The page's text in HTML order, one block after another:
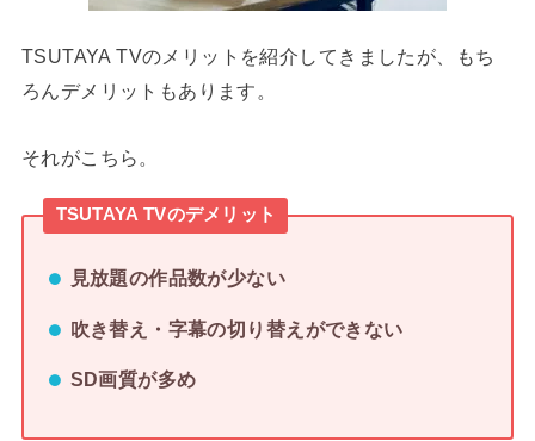
TSUTAYA TVのメリットを紹介してきましたが、もち
ろんデメリットもあります。
それがこちら。
TSUTAYA TVのデメリット
見放題の作品数が少ない
吹き替え・字幕の切り替えができない
SD画質が多め